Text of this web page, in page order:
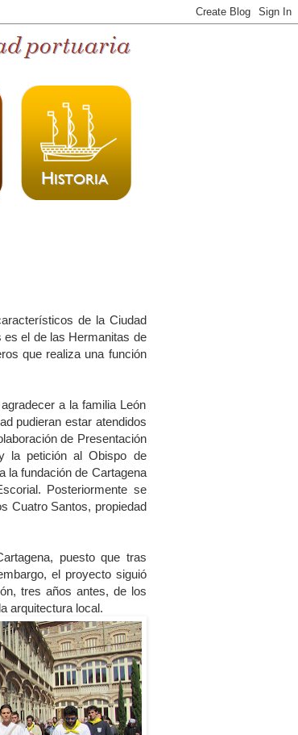
de la Ciudad
es el de las Hermanitas de
que realiza una función
a la familia León
pudieran estar atendidos
de Presentación
la petición al Obispo de
la fundación de Cartagena
Posteriormente se
Cuatro Santos, propiedad
puesto que tras
el proyecto siguió
tres años antes, de los
arquitectura local.